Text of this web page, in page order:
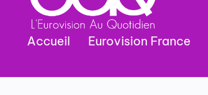
Accueil Eurovision France